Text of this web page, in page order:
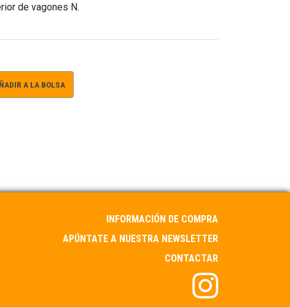
de vagones N.
A LA BOLSA
INFORMACIÓN DE COMPRA
APÚNTATE A NUESTRA NEWSLETTER
CONTACTAR